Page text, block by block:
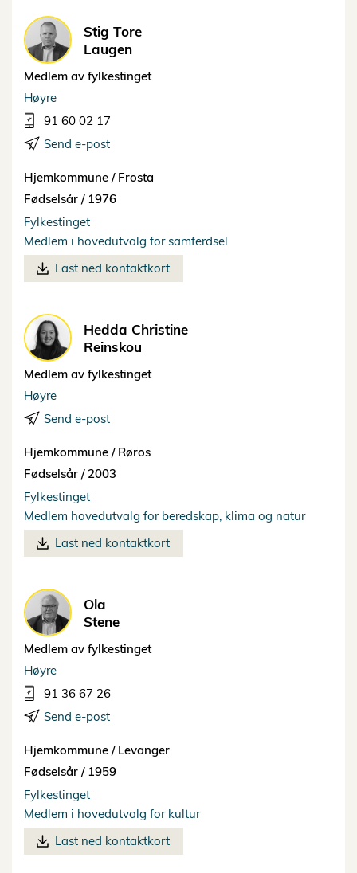
Stig Tore
Laugen
Medlem av fylkestinget
Høyre
91 60 02 17
Send e-post
Hjemkommune / Frosta
Fødselsår / 1976
Fylkestinget
Medlem i hovedutvalg for samferdsel
Last ned kontaktkort
Hedda Christine
Reinskou
Medlem av fylkestinget
Høyre
Send e-post
Hjemkommune / Røros
Fødselsår / 2003
Fylkestinget
Medlem hovedutvalg for beredskap, klima og natur
Last ned kontaktkort
Ola
Stene
Medlem av fylkestinget
Høyre
91 36 67 26
Send e-post
Hjemkommune / Levanger
Fødselsår / 1959
Fylkestinget
Medlem i hovedutvalg for kultur
Last ned kontaktkort